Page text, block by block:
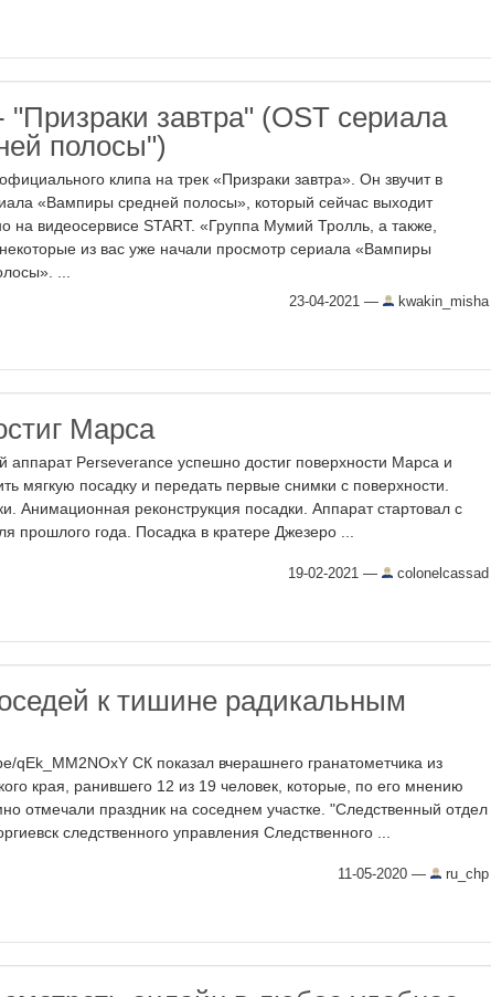
завтра" (OST сериала
полосы")
клипа на трек «Призраки завтра». Он звучит в
«Вампиры средней полосы», который сейчас выходит
на видеосервисе START. «Группа Мумий Тролль, а также,
из вас уже начали просмотр сериала «Вампиры
...
23-04-2021 — kwakin_misha
Марса
аппарат Perseverance успешно достиг поверхности Марса и
мягкую посадку и передать первые снимки с поверхности.
Анимационная реконструкция посадки. Аппарат стартовал с
прошлого года. Посадка в кратере Джезеро ...
19-02-2021 — colonelcassad
к тишине радикальным
qEk_MM2NOxY СК показал вчерашнего гранатометчика из
края, ранившего 12 из 19 человек, которые, по его мнению
отмечали праздник на соседнем участке. "Следственный отдел
следственного управления Следственного ...
11-05-2020 — ru_chp